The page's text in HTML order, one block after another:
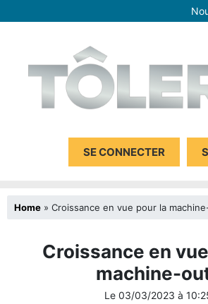
SE CONNECTER
Home » Croissance en vue pour la
Croissance en
machine-
Le03/03/2023 à